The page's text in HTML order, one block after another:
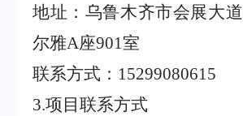
地址：乌鲁木齐市会展大道
尔雅A座901室
联系方式： 15299080615
3.项目联系方式